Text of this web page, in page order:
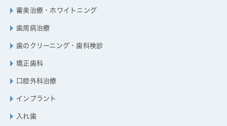
審美治療・ホワイトニング
歯周病治療
歯のクリーニング・歯科検診
矯正歯科
口腔外科治療
インプラント
入れ歯